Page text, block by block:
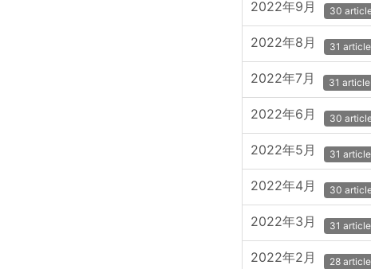
2022年9月 30
2022年8月 31 article
2022年7月 31 article
2022年6月 30
2022年5月 31 article
2022年4月 30
2022年3月 31 article
2022年2月 28 article